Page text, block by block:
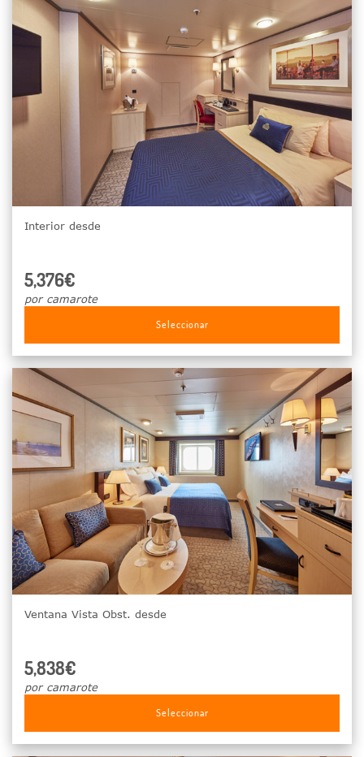
Interior desde
5,376€
por camarote
Seleccionar
Ventana Vista Obst. desde
5,838€
por camarote
Seleccionar